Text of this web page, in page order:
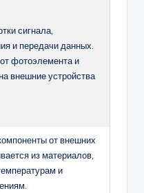
сигнала,
и передачи данных.
фотоэлемента и
внешние устройства
от внешних
из материалов,
и